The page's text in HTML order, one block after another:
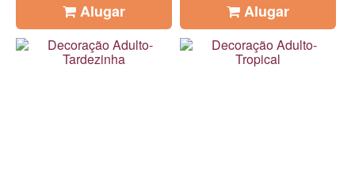
Alugar Alugar